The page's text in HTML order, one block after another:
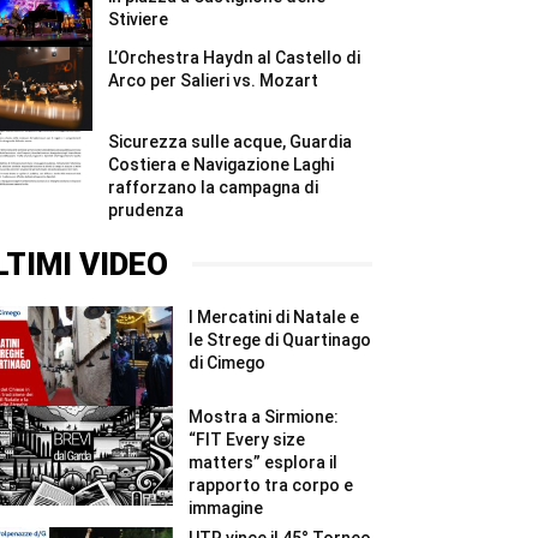
Stiviere
L’Orchestra Haydn al Castello di
Arco per Salieri vs. Mozart
Sicurezza sulle acque, Guardia
Costiera e Navigazione Laghi
rafforzano la campagna di
prudenza
VIDEO
I Mercatini di Natale e
le Strege di Quartinago
di Cimego
Mostra a Sirmione:
“FIT Every size
matters” esplora il
rapporto tra corpo e
immagine